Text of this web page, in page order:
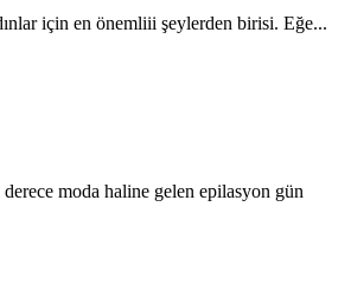
için en önemliii şeylerden birisi. Eğe...
moda haline gelen epilasyon gün